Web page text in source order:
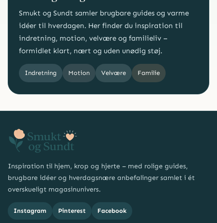
Smukt og Sundt samler brugbare guides og varme
idéer til hverdagen. Her finder du inspiration til
indretning, motion, velvære og familieliv –
formidlet klart, nært og uden unødig støj.
Indretning Motion Velvære Familie
Inspiration til hjem, krop og hjerte – med rolige guides,
brugbare idéer og hverdagsnære anbefalinger samlet i ét
overskueligt magasinunivers.
Instagram Pinterest Facebook